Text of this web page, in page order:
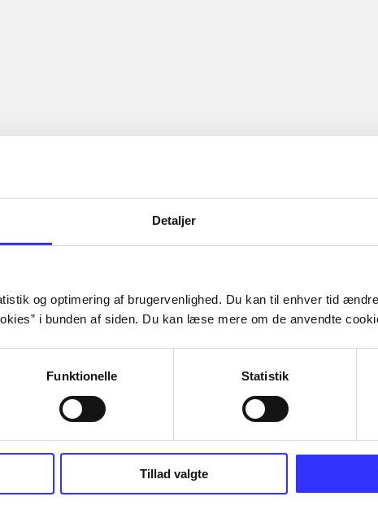
Detaljer
og optimering af brugervenlighed. Du kan til enhver tid
i bunden af siden. Du kan læse mere om de anvendte
Funktionelle Statistik
Tillad valgte